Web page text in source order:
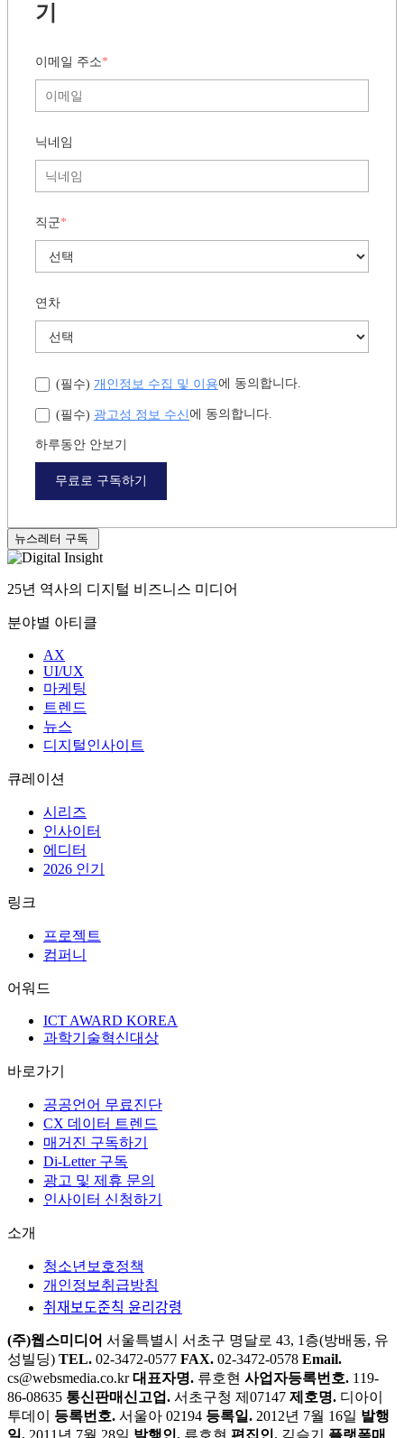
기
이메일 주소*
닉네임
직군*
연차
(필수) 개인정보 수집 및 이용에 동의합니다.
(필수) 광고성 정보 수신에 동의합니다.
하루동안 안보기
무료로 구독하기
뉴스레터 구독
25년 역사의 디지털 비즈니스 미디어
분야별 아티클
AX
UI/UX
마케팅
트렌드
뉴스
디지털인사이트
큐레이션
시리즈
인사이터
에디터
2026 인기
링크
프로젝트
컴퍼니
어워드
ICT AWARD KOREA
과학기술혁신대상
바로가기
공공언어 무료진단
CX 데이터 트렌드
매거진 구독하기
Di-Letter 구독
광고 및 제휴 문의
인사이터 신청하기
소개
청소년보호정책
개인정보취급방침
취재보도준칙 윤리강령
(주)웹스미디어 서울특별시 서초구 명달로 43, 1층(방배동, 유
성빌딩) TEL. 02-3472-0577 FAX. 02-3472-0578 Email.
cs@websmedia.co.kr 대표자명. 류호현 사업자등록번호. 119-
86-08635 통신판매신고업. 서초구청 제07147 제호명. 디아이
투데이
등록번호. 서울아 02194 등록일. 2012년 7월 16일 발행
일. 2011년 7월 28일 발행인. 류호현 편집인. 김슬기 플랫폼매